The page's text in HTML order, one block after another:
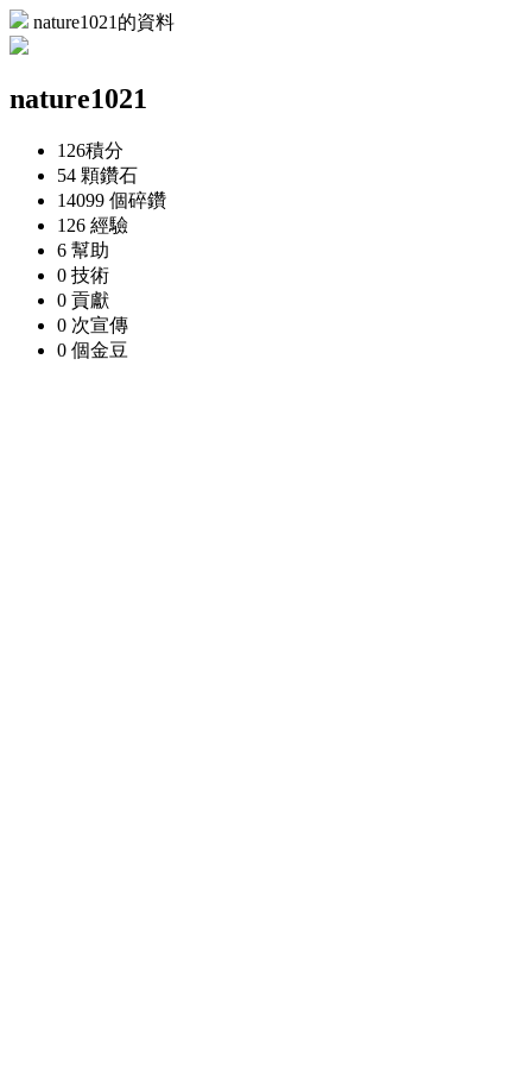
nature1021的資料
nature1021
126積分
54 顆鑽石
14099 個碎鑽
126 經驗
6 幫助
0 技術
0 貢獻
0 次宣傳
0 個金豆